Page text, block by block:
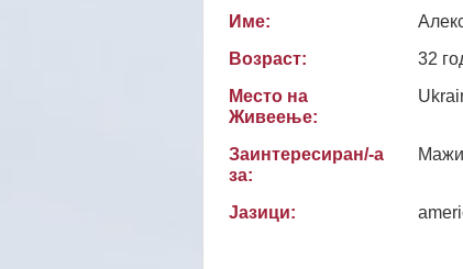
Име:
Возраст:
32
Место на
Живеење:
Заинтересиран/-а
за:
Јазици: